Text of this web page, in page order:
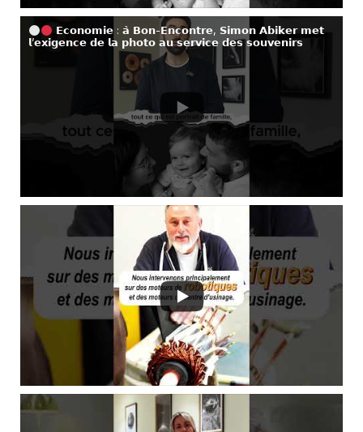
𝗘𝗰𝗼𝗻𝗼𝗺𝗶𝗲 : 𝗮̀ 𝗕𝗼𝗻-𝗘𝗻𝗰𝗼𝗻𝘁𝗿𝗲, 𝗦𝗶𝗺𝗼𝗻 𝗔𝗯𝗶𝗸𝗲𝗿 𝗺𝗲𝘁
𝗹’𝗲𝘅𝗶𝗴𝗲𝗻𝗰𝗲 𝗱𝗲 𝗹𝗮 𝗽𝗵𝗼𝘁𝗼 𝗮𝘂 𝘀𝗲𝗿𝘃𝗶𝗰𝗲 𝗱𝗲𝘀 𝘀𝗼𝘂𝘃𝗲𝗻𝗶𝗿𝘀